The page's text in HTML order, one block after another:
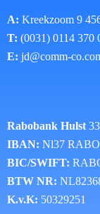
A: Kreekzoom 9
T: (0031) 0114 370
E: jd@comm-
Rabobank Hulst
IBAN: Nl37 RABO
BIC/SWIFT:
BTW NR:
K.v.K: 50329251